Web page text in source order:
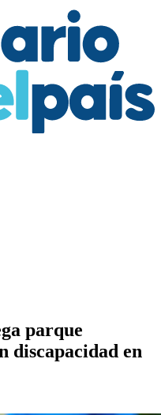
parque
discapacidad en